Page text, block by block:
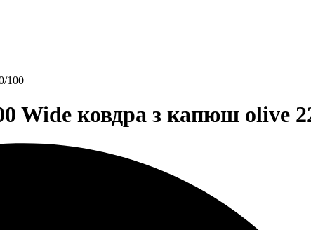
100
Wide ковдра з капюш olive